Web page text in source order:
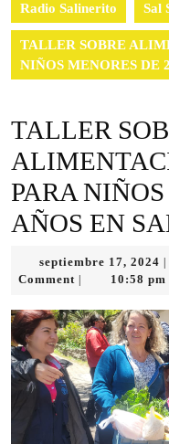
Radio Salinerito Sal
TALLER SOBRE
NIÑOS MENORES DE
TALLER
PARA
AÑOS EN
septiembre 17, 2024
Comment
10:58 pm